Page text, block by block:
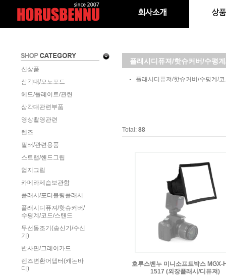
신상품
삼각대/모노포드
헤드/플레이트/관련
삼각대관련부품
영상촬영관련
렌즈
필터/관련용품
스트랩/핸드그립
엄지그립
카메라제습보관함
플래시/포터블링플래시
플래시디퓨져/핫슈커버/
수평계/코드/스탠드
무선동조기(송신기/수신
기)
반사판/그레이카드
렌즈변환어댑터(캐논바
디)
플래시디퓨져/핫슈커버/수평
플래시디퓨져/핫슈커버/수평계/
Total: 88
호루스벤누 미니소프트박스 MGX-
1517 (외장플래시/디퓨져)